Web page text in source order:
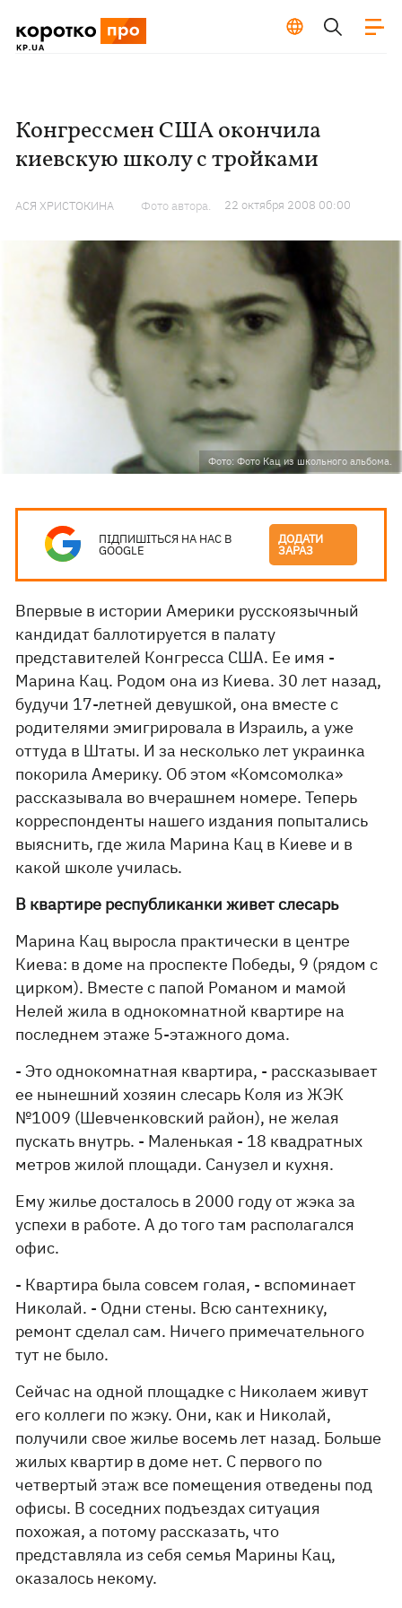
Конгрессмен США окончила
киевскую школу с тройками
АСЯ ХРИСТОКИНА Фото автора. 22 октября 2008 00:00
Фото: Фото Кац из школьного альбома.
ПІДПИШІТЬСЯ НА НАС В
GOOGLE
ДОДАТИ
ЗАРАЗ
Впервые в истории Америки русскоязычный
кандидат баллотируется в палату
представителей Конгресса США. Ее имя -
Марина Кац. Родом она из Киева. 30 лет назад,
будучи 17-летней девушкой, она вместе с
родителями эмигрировала в Израиль, а уже
оттуда в Штаты. И за несколько лет украинка
покорила Америку. Об этом «Комсомолка»
рассказывала во вчерашнем номере. Теперь
корреспонденты нашего издания попытались
выяснить, где жила Марина Кац в Киеве и в
какой школе училась.
В квартире республиканки живет слесарь
Марина Кац выросла практически в центре
Киева: в доме на проспекте Победы, 9 (рядом с
цирком). Вместе с папой Романом и мамой
Нелей жила в однокомнатной квартире на
последнем этаже 5-этажного дома.
- Это однокомнатная квартира, - рассказывает
ее нынешний хозяин слесарь Коля из ЖЭК
№1009 (Шевченковский район), не желая
пускать внутрь. - Маленькая - 18 квадратных
метров жилой площади. Санузел и кухня.
Ему жилье досталось в 2000 году от жэка за
успехи в работе. А до того там располагался
офис.
- Квартира была совсем голая, - вспоминает
Николай. - Одни стены. Всю сантехнику,
ремонт сделал сам. Ничего примечательного
тут не было.
Сейчас на одной площадке с Николаем живут
его коллеги по жэку. Они, как и Николай,
получили свое жилье восемь лет назад. Больше
жилых квартир в доме нет. С первого по
четвертый этаж все помещения отведены под
офисы. В соседних подъездах ситуация
похожая, а потому рассказать, что
представляла из себя семья Марины Кац,
оказалось некому.